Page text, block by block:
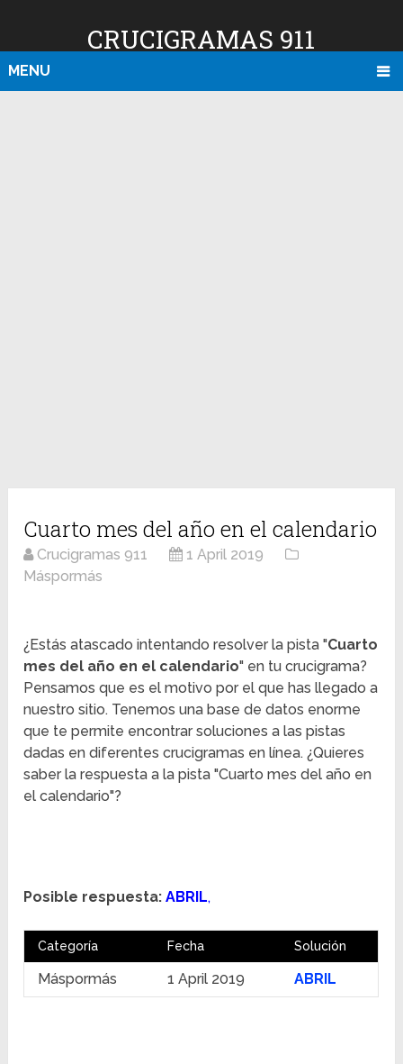
CRUCIGRAMAS 911
MENU
Cuarto mes del año en el calendario
Crucigramas 911
1 April 2019
Máspormás
¿Estás atascado intentando resolver la pista "Cuarto
mes del año en el calendario" en tu crucigrama?
Pensamos que es el motivo por el que has llegado a
nuestro sitio. Tenemos una base de datos enorme
que te permite encontrar soluciones a las pistas
dadas en diferentes crucigramas en línea. ¿Quieres
saber la respuesta a la pista "Cuarto mes del año en
el calendario"?
Posible respuesta: ABRIL,
Categoría Fecha Solución
Máspormás 1 April 2019 ABRIL